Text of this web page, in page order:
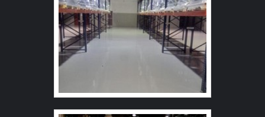
farmacêuticas e químicas. Hospitais, clínicas e
laboratórios (ambientes controlados), Escritórios e
ambientes corporativos que buscam estética moderna,
Escolas, universidades e academias, Indústrias
alimentícias (dependendo do sistema especificado).